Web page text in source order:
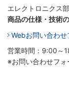
エレクトロニクス
商品の仕様・技術
Webお問い合わせ
営業時間：9:00～
※お問い合わせフォ